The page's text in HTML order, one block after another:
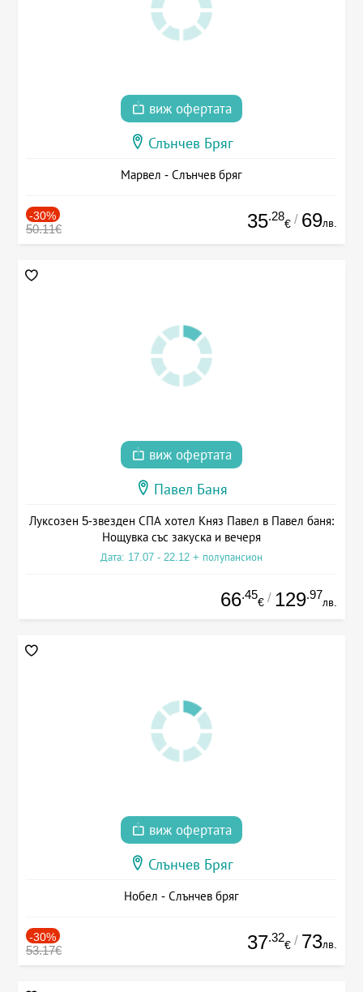
виж офертата
Слънчев Бряг
Марвел - Слънчев бряг
-30%
50.11€ 35.28
€ / 69лв.
виж офертата
Павел Баня
Луксозен 5-звезден СПА хотел Княз Павел в Павел баня:
Нощувка със закуска и вечеря
Дата: 17.07 - 22.12 + полупансион
66.45
€ / 129.97
лв.
виж офертата
Слънчев Бряг
Нобел - Слънчев бряг
-30%
53.17€ 37.32
€ / 73лв.